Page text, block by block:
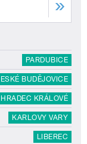
PARDUBICE
BUDĚJOVICE
HRADEC KRÁLOVÉ
KARLOVY VARY
LIBEREC